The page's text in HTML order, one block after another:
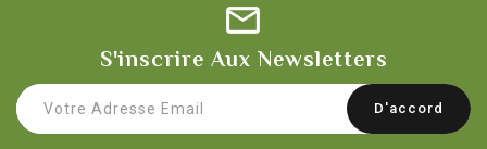
S'inscrire Aux Newsletters